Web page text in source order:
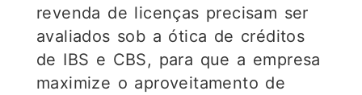
revenda de licenças precisam ser
avaliados sob a ótica de créditos
de IBS e CBS, para que a empresa
maximize o aproveitamento de